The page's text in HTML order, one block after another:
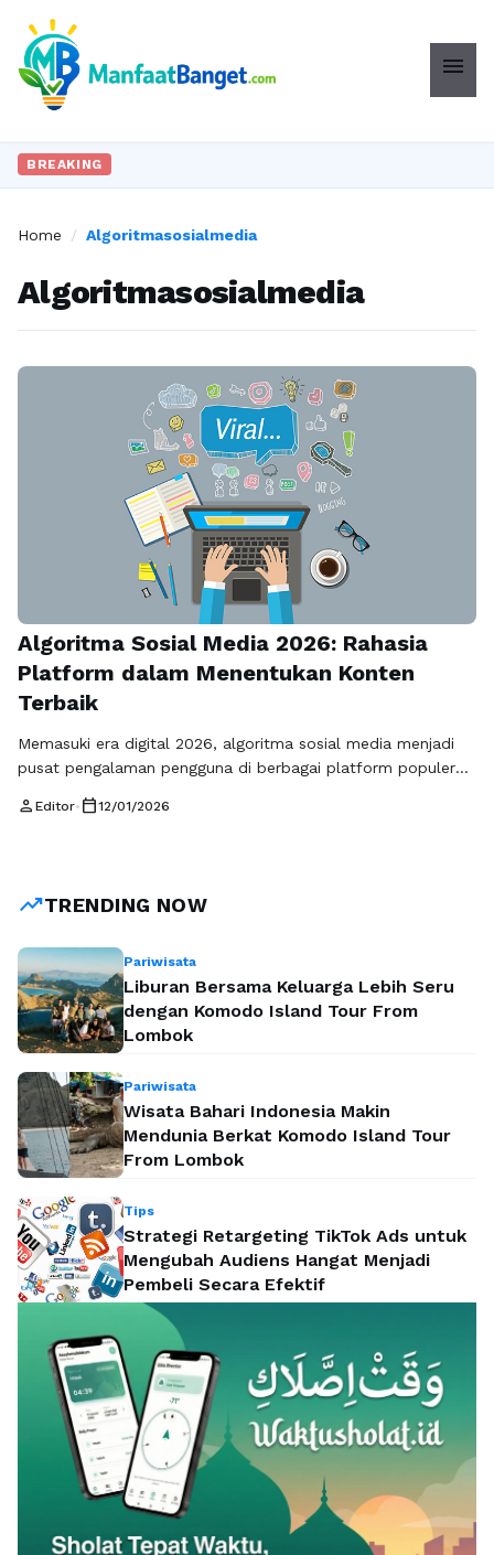
menu
BREAKING
Home / Algoritmasosialmedia
Algoritmasosialmedia
Algoritma Sosial Media 2026: Rahasia
Platform dalam Menentukan Konten
Terbaik
Memasuki era digital 2026, algoritma sosial media menjadi
pusat pengalaman pengguna di berbagai platform populer
cerdas ini tidak lagi menampilkan konten secara kronologis,
konten yang tepat bagi …
person Editor• calendar_today12/01/2026
trending_upTRENDING NOW
Pariwisata
Liburan Bersama Keluarga Lebih Seru
dengan Komodo Island Tour From
Lombok
Pariwisata
Wisata Bahari Indonesia Makin
Mendunia Berkat Komodo Island Tour
From Lombok
Tips
Strategi Retargeting TikTok Ads untuk
Mengubah Audiens Hangat Menjadi
Pembeli Secara Efektif